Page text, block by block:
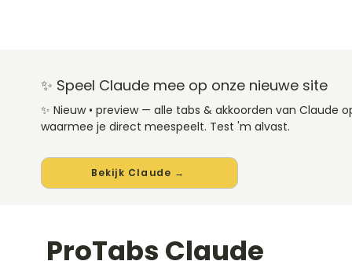
✨ Speel Claude mee op onze nieuwe site
✨ Nieuw • preview — alle tabs & akkoorden van
waarmee je direct meespeelt. Test 'm alvast.
Bekijk Claude →
ProTabs Claude